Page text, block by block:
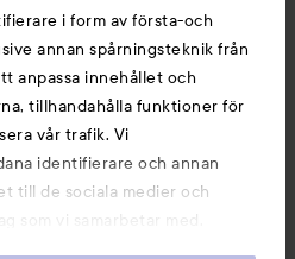
i form av första-och
annan spårningsteknik från
anpassa innehållet och
tillhandahålla funktioner för
vår trafik. Vi
identifierare och annan
till de sociala medier och
som vi samarbetar med.